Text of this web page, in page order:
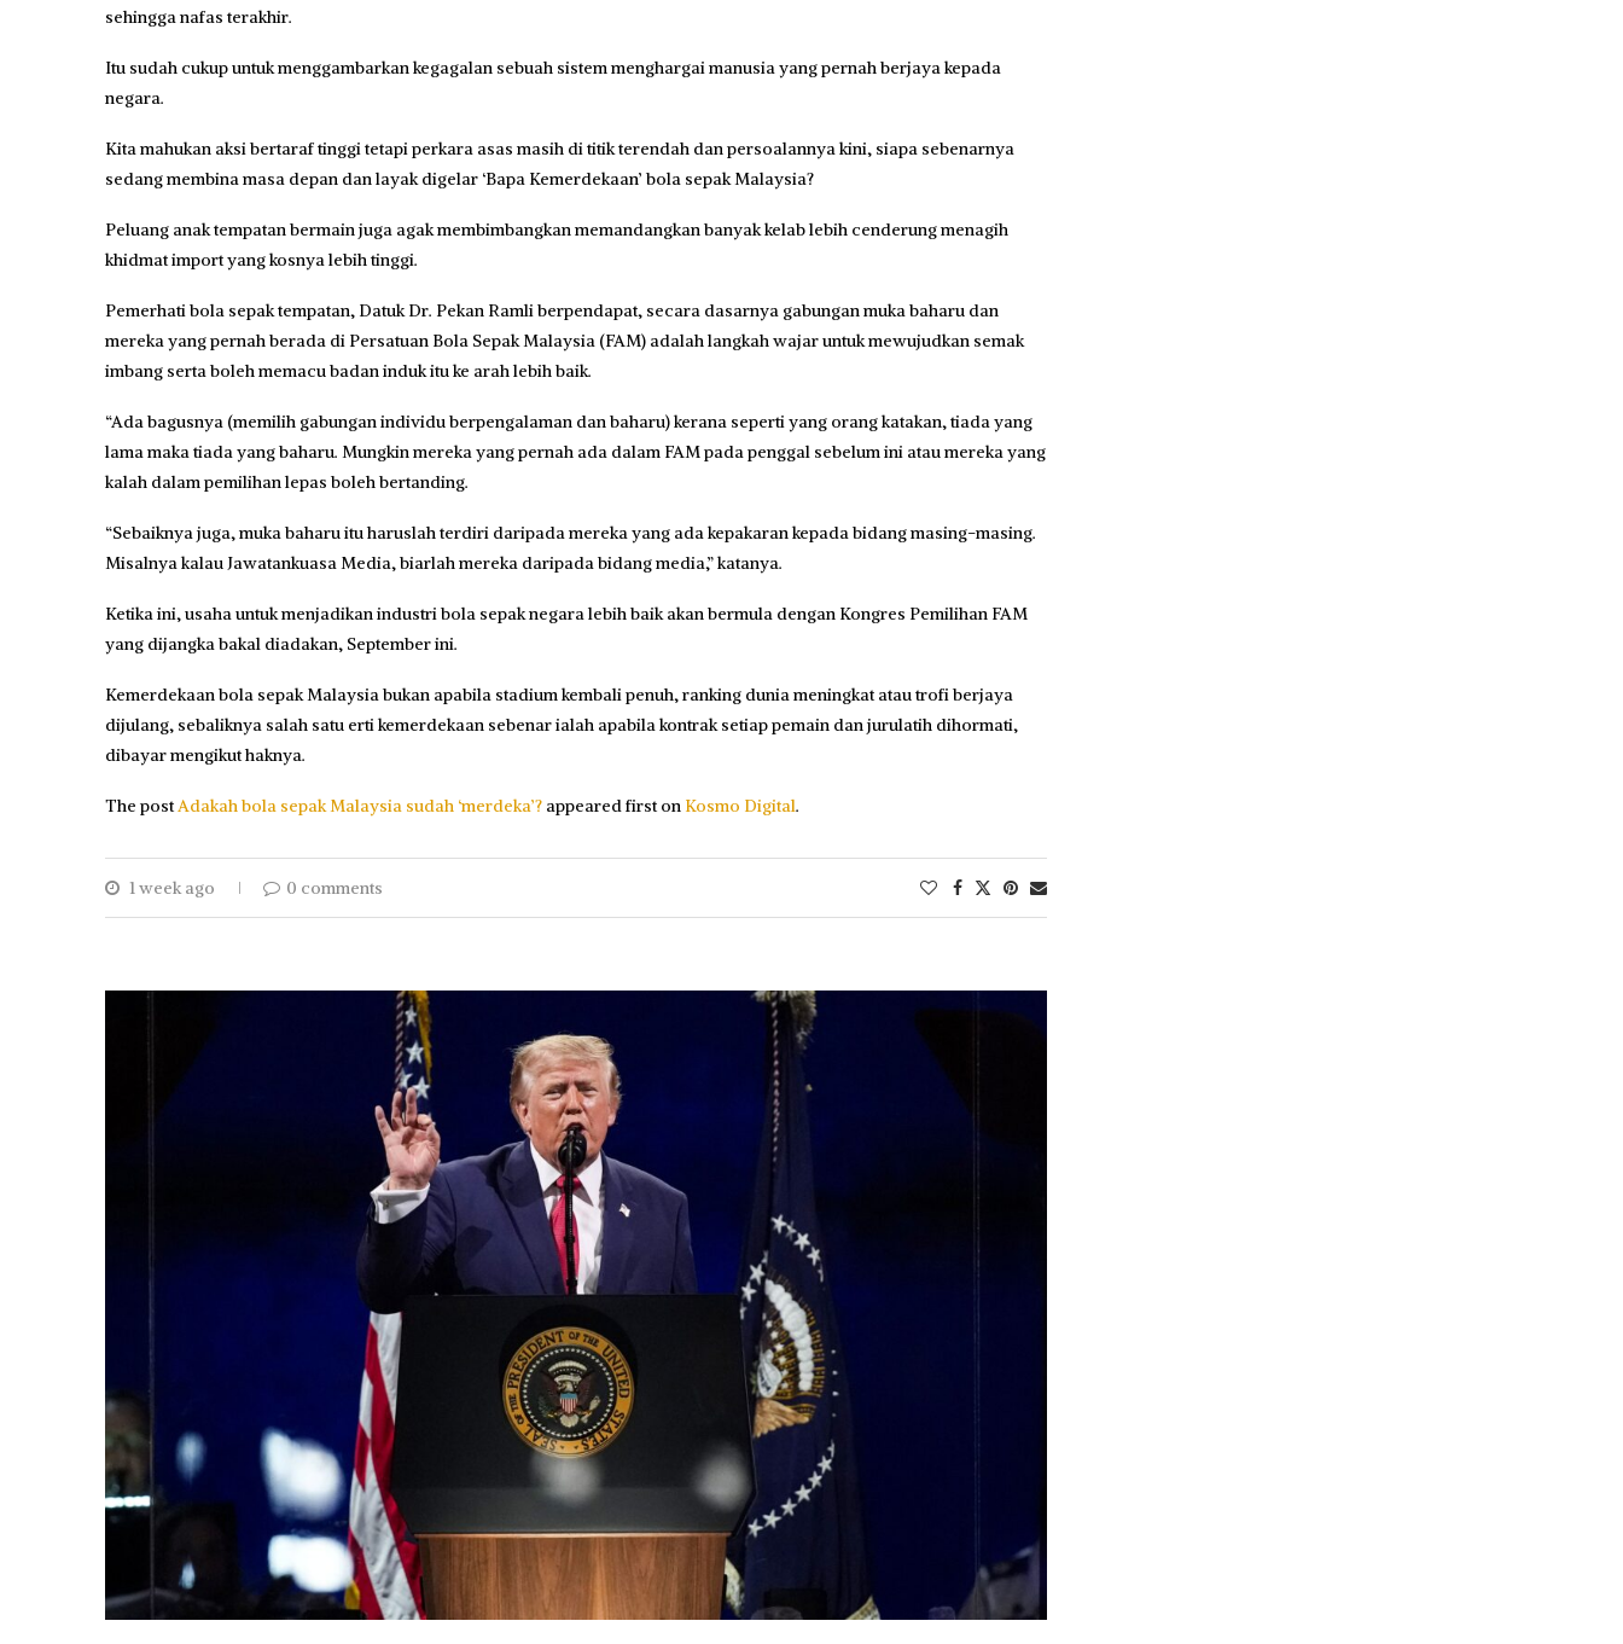
sehingga nafas terakhir.
Itu sudah cukup untuk menggambarkan kegagalan sebuah sistem menghargai manusia yang pernah berjaya kepada
negara.
Kita mahukan aksi bertaraf tinggi tetapi perkara asas masih di titik terendah dan persoalannya kini, siapa sebenarnya
sedang membina masa depan dan layak digelar ‘Bapa Kemerdekaan’ bola sepak Malaysia?
Peluang anak tempatan bermain juga agak membimbangkan memandangkan banyak kelab lebih cenderung menagih
khidmat import yang kosnya lebih tinggi.
Pemerhati bola sepak tempatan, Datuk Dr. Pekan Ramli berpendapat, secara dasarnya gabungan muka baharu dan
mereka yang pernah berada di Persatuan Bola Sepak Malaysia (FAM) adalah langkah wajar untuk mewujudkan semak
imbang serta boleh memacu badan induk itu ke arah lebih baik.
“Ada bagusnya (memilih gabungan individu berpengalaman dan baharu) kerana seperti yang orang katakan, tiada yang
lama maka tiada yang baharu. Mungkin mereka yang pernah ada dalam FAM pada penggal sebelum ini atau mereka yang
kalah dalam pemilihan lepas boleh bertanding.
“Sebaiknya juga, muka baharu itu haruslah terdiri daripada mereka yang ada kepakaran kepada bidang masing-masing.
Misalnya kalau Jawatankuasa Media, biarlah mereka daripada bidang media,” katanya.
Ketika ini, usaha untuk menjadikan industri bola sepak negara lebih baik akan bermula dengan Kongres Pemilihan FAM
yang dijangka bakal diadakan, September ini.
Kemerdekaan bola sepak Malaysia bukan apabila stadium kembali penuh, ranking dunia meningkat atau trofi berjaya
dijulang, sebaliknya salah satu erti kemerdekaan sebenar ialah apabila kontrak setiap pemain dan jurulatih dihormati,
dibayar mengikut haknya.
The postAdakah bola sepak Malaysia sudah ‘merdeka’? appeared first on Kosmo Digital.
1 week ago 0 comments